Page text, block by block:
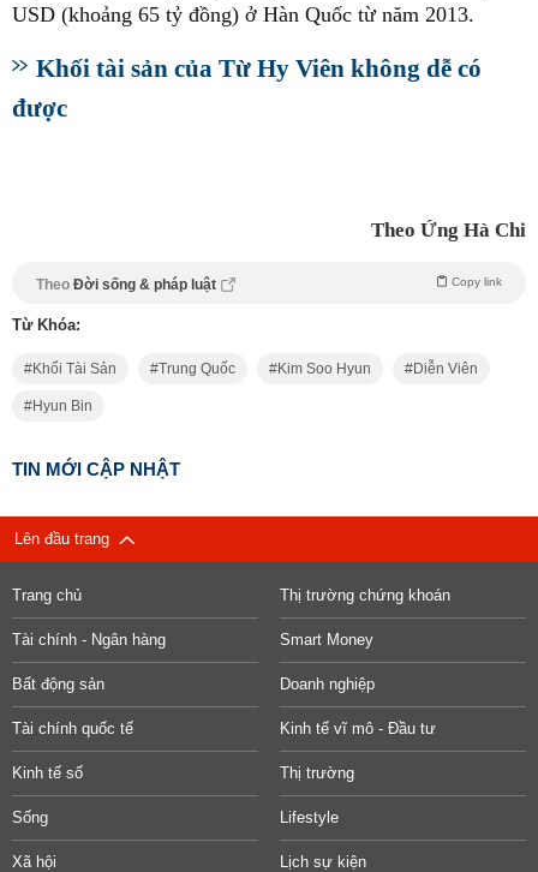
USD (khoảng 65 tỷ đồng) ở Hàn Quốc từ năm 2013.
Khối tài sản của Từ Hy Viên không dễ có
được
Theo Ứng Hà Chi
Theo Đời sống & pháp luật Copy link
Từ Khóa:
Khối Tài Sản Trung Quốc Kim Soo Hyun Diễn Viên
Hyun Bin
TIN MỚI CẬP NHẬT
Lên đầu trang
Trang chủ Thị trường chứng khoán
Tài chính - Ngân hàng Smart Money
Bất động sản Doanh nghiệp
Tài chính quốc tế Kinh tế vĩ mô - Đầu tư
Kinh tế số Thị trường
Sống Lifestyle
Xã hội Lịch sự kiện